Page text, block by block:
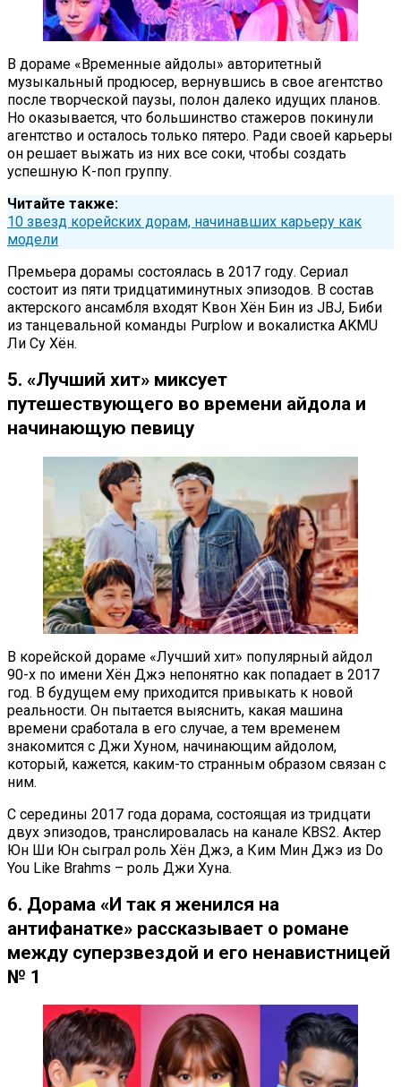
В дораме «Временные айдолы» авторитетный
музыкальный продюсер, вернувшись в свое агентство
после творческой паузы, полон далеко идущих планов.
Но оказывается, что большинство стажеров покинули
агентство и осталось только пятеро. Ради своей карьеры
он решает выжать из них все соки, чтобы создать
успешную К-поп группу.
Читайте также:
10 звезд корейских дорам, начинавших карьеру как
модели
Премьера дорамы состоялась в 2017 году. Сериал
состоит из пяти тридцатиминутных эпизодов. В состав
актерского ансамбля входят Квон Хён Бин из JBJ, Биби
из танцевальной команды Purplow и вокалистка AKMU
Ли Су Хён.
5. «Лучший хит» миксует
путешествующего во времени айдола и
начинающую певицу
В корейской дораме «Лучший хит» популярный айдол
90-х по имени Хён Джэ непонятно как попадает в 2017
год. В будущем ему приходится привыкать к новой
реальности. Он пытается выяснить, какая машина
времени сработала в его случае, а тем временем
знакомится с Джи Хуном, начинающим айдолом,
который, кажется, каким-то странным образом связан с
ним.
С середины 2017 года дорама, состоящая из тридцати
двух эпизодов, транслировалась на канале KBS2. Актер
Юн Ши Юн сыграл роль Хён Джэ, а Ким Мин Джэ из Do
You Like Brahms – роль Джи Хуна.
6. Дорама «И так я женился на
антифанатке» рассказывает о романе
между суперзвездой и его ненавистницей
№ 1